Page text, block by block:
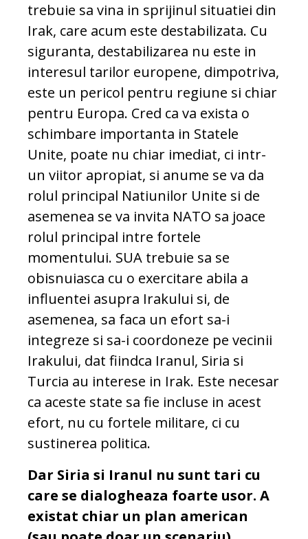
trebuie sa vina in sprijinul situatiei din
Irak, care acum este destabilizata. Cu
siguranta, destabilizarea nu este in
interesul tarilor europene, dimpotriva,
este un pericol pentru regiune si chiar
pentru Europa. Cred ca va exista o
schimbare importanta in Statele
Unite, poate nu chiar imediat, ci intr-
un viitor apropiat, si anume se va da
rolul principal Natiunilor Unite si de
asemenea se va invita NATO sa joace
rolul principal intre fortele
momentului. SUA trebuie sa se
obisnuiasca cu o exercitare abila a
influentei asupra Irakului si, de
asemenea, sa faca un efort sa-i
integreze si sa-i coordoneze pe vecinii
Irakului, dat fiindca Iranul, Siria si
Turcia au interese in Irak. Este necesar
ca aceste state sa fie incluse in acest
efort, nu cu fortele militare, ci cu
sustinerea politica.
Dar Siria si Iranul nu sunt tari cu
care se dialogheaza foarte usor. A
existat chiar un plan american